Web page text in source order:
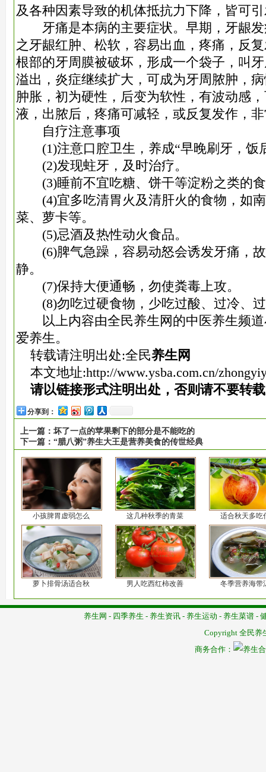
及各种因素导致的机体抵抗力下降，皆可
牙痛是本病的主要症状。早期，牙龈发
之牙龈红肿、松软，容易出血，疼痛，反
根部的牙周膜被破坏，形成一个袋子，叫
溢出，炎症继续扩大，可成为牙周脓肿，
肿胀，初为硬性，后变为软性，有波动感
液，出脓后，疼痛可减轻，或反复发作，
自疗注意事项
(1)注意口腔卫生，养成“早晚刷牙，饭
(2)发现蛀牙，及时治疗。
(3)睡前不宜吃糖、饼干等淀粉之类的
(4)宜多吃清胃火及清肝火的食物，如南
菜、萝卡等。
(5)忌酒及热性动火食品。
(6)脾气急躁，容易动怒会诱发牙痛，故
静。
(7)保持大便通畅，勿使粪毒上攻。
(8)勿吃过硬食物，少吃过酸、过冷、
以上内容由全民养生网的中医养生频道
爱养生。
转载请注明出处:全民养生网
本文地址:http://www.ysba.com.cn/
请以链接形式注明出处，否则请不要转
分享到：
上一篇：坏了一点的苹果剩下的部分是不能吃的
下一篇： “腊八粥”养生大王是营养美食的传世经典
小孩脾胃虚弱怎么 这几种秋季的青菜 适合秋天多吃
萝卜排骨汤适合秋 男人吃西红柿改善 冬季营养海带
养生网 - 四季养生 - 养生资讯 - 养生运动 - 养生菜谱 -
Copyright 全民养
商务合作：